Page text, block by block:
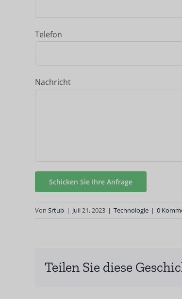
Telefon
Nachricht
Von Srtub | Juli 21, 2023 | Technologie | 0
Teilen Sie diese